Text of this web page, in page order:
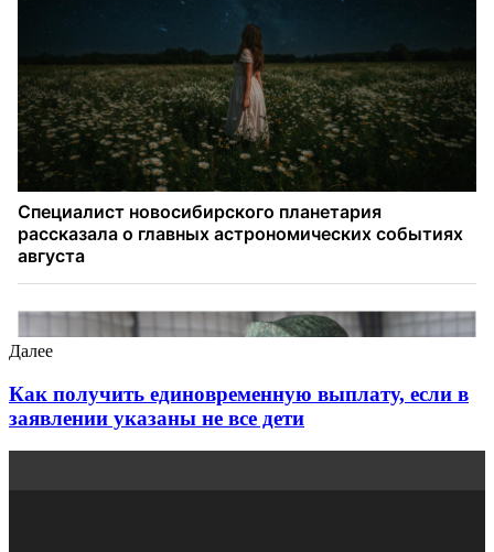
Далее
Как получить единовременную выплату, если в
заявлении указаны не все дети